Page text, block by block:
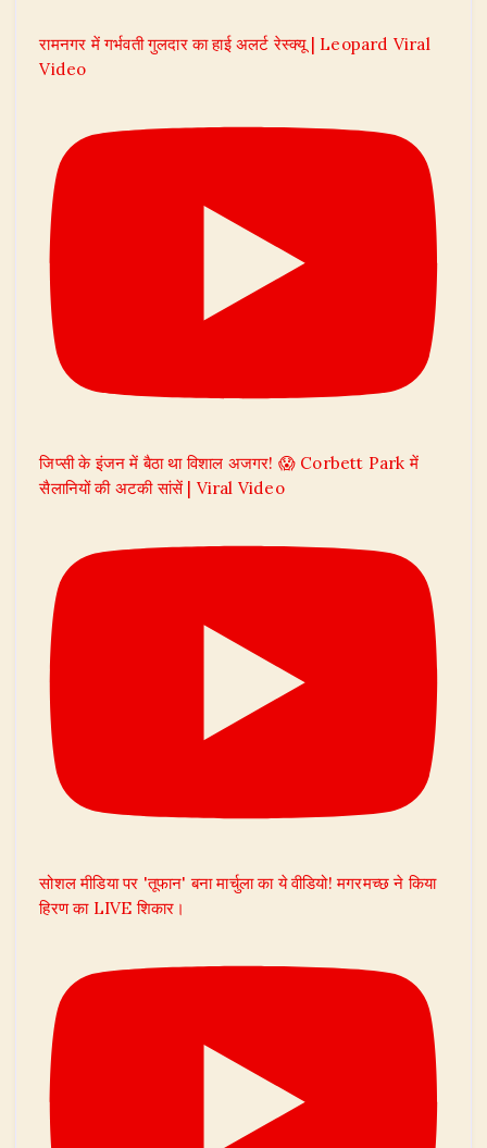
रामनगर में गर्भवती गुलदार का हाई अलर्ट रेस्क्यू | Leopard Viral
Video
जिप्सी के इंजन में बैठा था विशाल अजगर! 😱 Corbett Park में
सैलानियों की अटकी सांसें | Viral Video
सोशल मीडिया पर 'तूफान' बना मार्चुला का ये वीडियो! मगरमच्छ ने किया
हिरण का LIVE शिकार।